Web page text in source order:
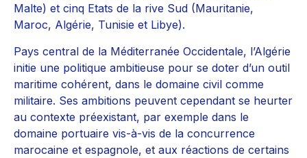
Malte) et cinq Etats de la rive Sud (Mauritanie,
Maroc, Algérie, Tunisie et Libye).
Pays central de la Méditerranée Occidentale, l’Algérie
initie une politique ambitieuse pour se doter d’un outil
maritime cohérent, dans le domaine civil comme
militaire. Ses ambitions peuvent cependant se heurter
au contexte préexistant, par exemple dans le
domaine portuaire vis-à-vis de la concurrence
marocaine et espagnole, et aux réactions de certains